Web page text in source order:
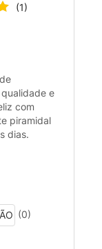
(1)
e
com
piramidal
dias.
(0)